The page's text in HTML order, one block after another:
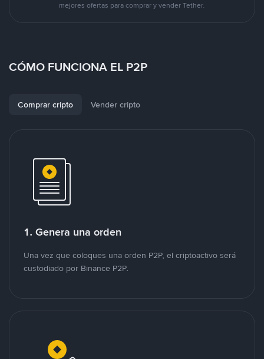
mejores ofertas para comprar y vender Tether.
CÓMO FUNCIONA EL P2P
Comprar cripto Vender cripto
1. Genera una orden
Una vez que coloques una orden P2P, el criptoactivo será
custodiado por Binance P2P.